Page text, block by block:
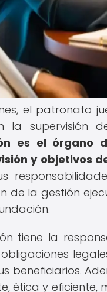
el patronato
la supervisión
es el órgano
y objetivos
de la gestión
tiene la
beneficiarios.
ética y eficiente,